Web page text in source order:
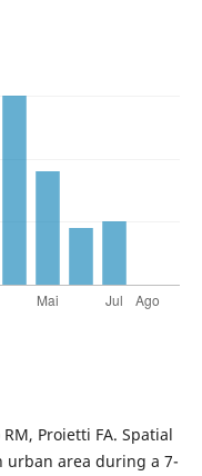
Proietti FA. Spatial
area during a 7-